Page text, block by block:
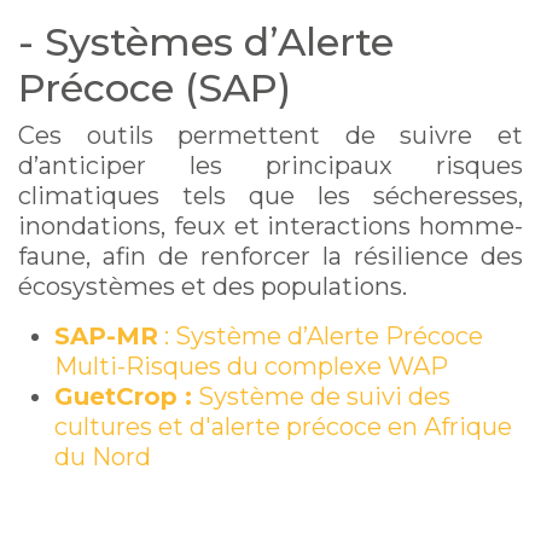
- Systèmes d’Alerte
Précoce (SAP)
Ces outils permettent de suivre et
d’anticiper les principaux risques
climatiques tels que les sécheresses,
inondations, feux et interactions homme-
faune, afin de renforcer la résilience des
écosystèmes et des populations.
SAP-MR : Système d’Alerte Précoce
Multi-Risques du complexe WAP
GuetCrop : Système de suivi des
cultures et d'alerte précoce en Afrique
du Nord